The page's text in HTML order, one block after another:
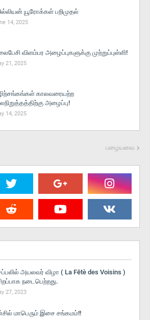
யூரோக்கள் பறிமுதல்
14, 2025
விளம்பர அழைப்புகளுக்கு முற்றுப்புள்ளி!
21, 2025
காலவரையற்ற
அழைப்பு!
14, 2025
பழையவை
அயலவர் விழா ( La Fētè des Voisins )
நடைபெற்றது.
27, 2023
மாபெரும் இசை சங்கமம்!!